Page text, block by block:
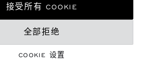
COOKIE 设置
全部拒绝
接受所有 COOKIE